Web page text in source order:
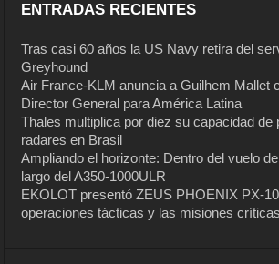
ENTRADAS RECIENTES
Tras casi 60 años la US Navy retira del
Greyhound
Air France-KLM anuncia a Guilhem Mallet
Director General para América Latina
Thales multiplica por diez su capacidad de
radares en Brasil
Ampliando el horizonte: Dentro del vuelo
largo del A350-1000ULR
EKOLOT presentó ZEUS PHOENIX PX-
operaciones tácticas y las misiones críticas